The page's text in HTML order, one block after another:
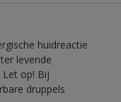
huidreactie
levende
op! Bij
druppels